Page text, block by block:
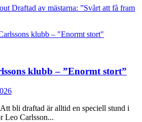
Draftad av mästarna: ”Svårt att få fram
klubb – ”Enormt stort”
bli draftad är alltid en speciell stund i
Leo Carlsson...